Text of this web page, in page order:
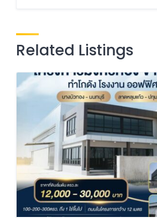
Related Listings